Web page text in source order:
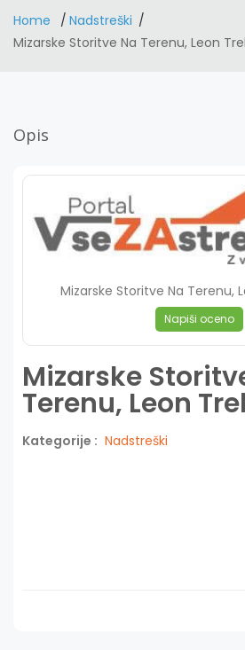
Home
Nadstreški
Mizarske Storitve Na Terenu, Leon
Opis
Mizarske Storitve Na Terenu,
Napiši oceno
Mizarske
Terenu, Leon
Kategorije : Nadstreški